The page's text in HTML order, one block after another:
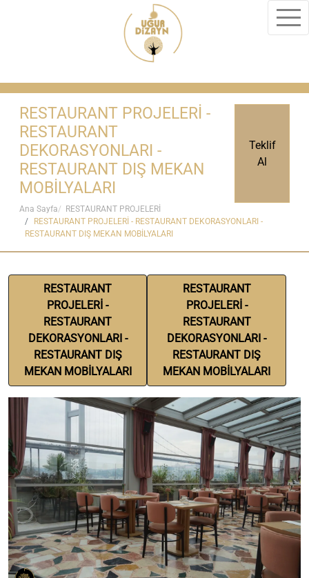
RESTAURANT PROJELERİ -
RESTAURANT
DEKORASYONLARI -
RESTAURANT DIŞ MEKAN
MOBİLYALARI
Teklif
Al
Ana Sayfa
RESTAURANT PROJELERİ
RESTAURANT PROJELERİ - RESTAURANT DEKORASYONLARI -
RESTAURANT DIŞ MEKAN MOBİLYALARI
RESTAURANT
PROJELERİ -
RESTAURANT
DEKORASYONLARI -
RESTAURANT DIŞ
MEKAN MOBİLYALARI
RESTAURANT
PROJELERİ -
RESTAURANT
DEKORASYONLARI -
RESTAURANT DIŞ
MEKAN MOBİLYALARI